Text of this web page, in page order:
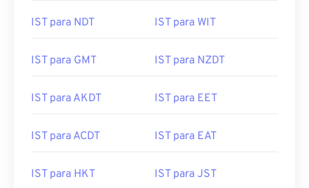
IST para NDT IST para WIT
IST para GMT IST para NZDT
IST para AKDT IST para EET
IST para ACDT IST para EAT
IST para HKT IST para JST